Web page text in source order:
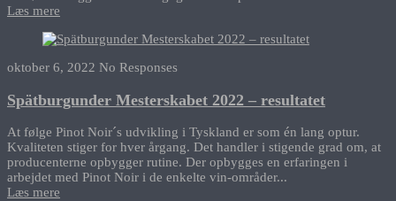
Læs mere
oktober 6, 2022 No Responses
Spätburgunder Mesterskabet 2022 – resultatet
At følge Pinot Noir´s udvikling i Tyskland er som én lang optur.
Kvaliteten stiger for hver årgang. Det handler i stigende grad om, at
producenterne opbygger rutine. Der opbygges en erfaringen i
arbejdet med Pinot Noir i de enkelte vin-områder...
Læs mere